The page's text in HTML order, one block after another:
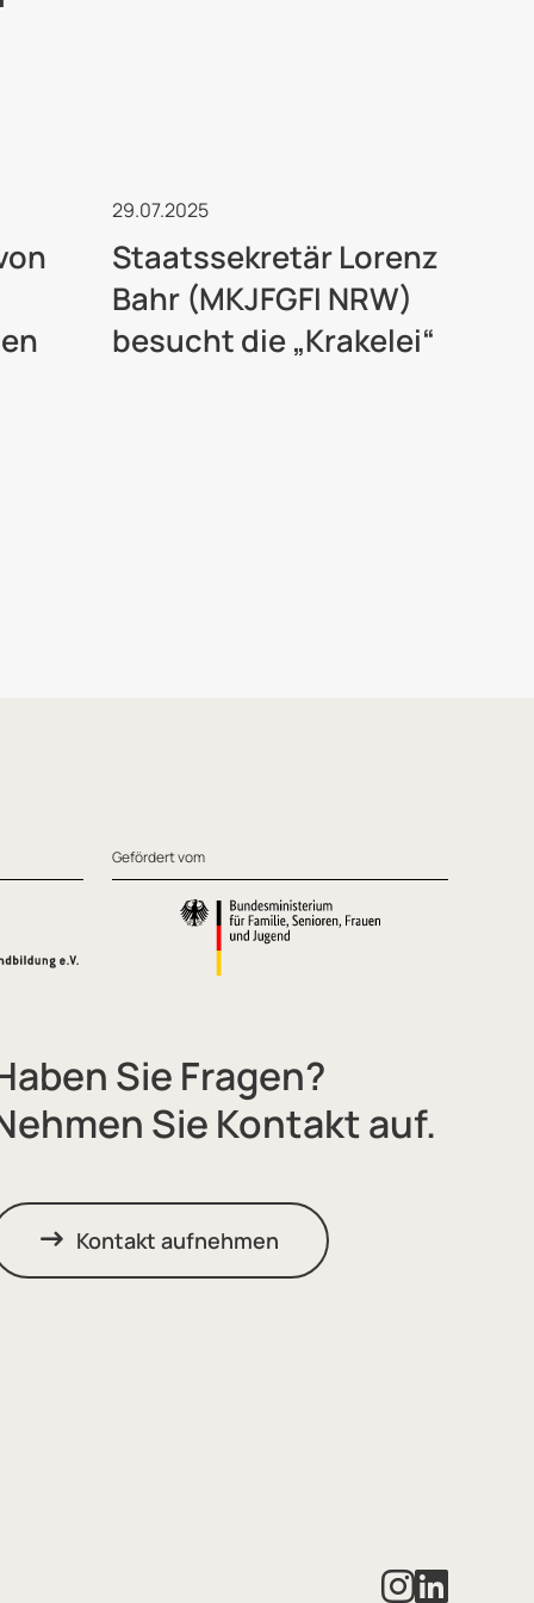
29.07.2025
Staatssekretär Lorenz
Bahr (MKJFGFI NRW)
besucht die „Krakelei“
Gefördert vom
Navigation
Sie Fragen?
Sie Kontakt auf.
Kontakt aufnehmen